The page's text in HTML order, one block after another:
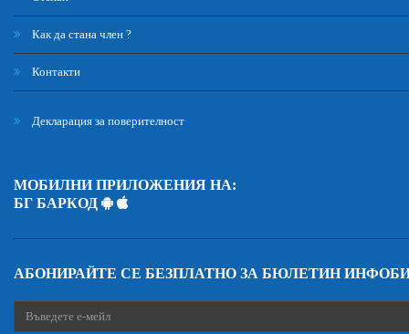
Как да стана член ?
Контакти
Декларация за поверителност
МОБИЛНИ ПРИЛОЖЕНИЯ НА:
БГ БАРКОД
АБОНИРАЙТЕ СЕ БЕЗПЛАТНО ЗА БЮЛЕТИН